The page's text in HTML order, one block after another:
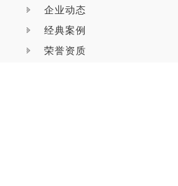
企业动态
经典案例
荣誉资质